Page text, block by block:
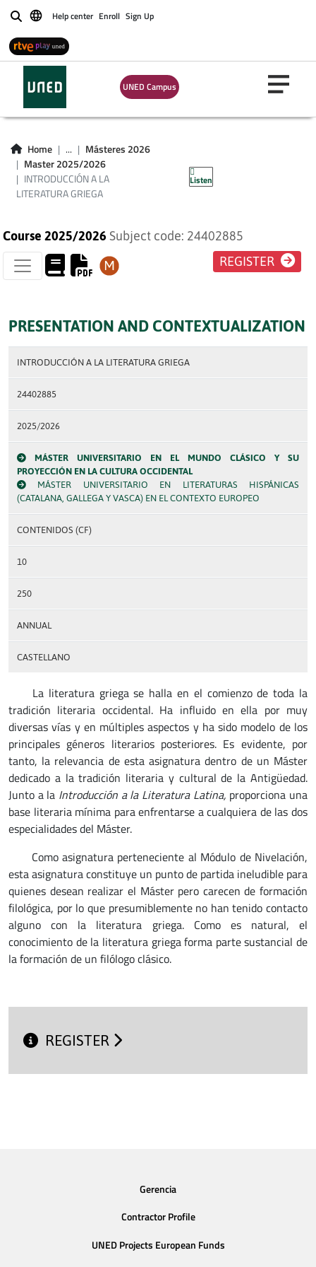
BuscarHelp center Enroll Sign Up
UNED Campus
Home ...
Másteres 2026
Master 2025/2026
INTRODUCCIÓN A LA
LITERATURA GRIEGA
Listen
INTRODUCCIÓN A
LA LITERATURA
GRIEGA
Course 2025/2026 Subject code: 24402885
REGISTER
PRESENTATION AND CONTEXTUALIZATION
INTRODUCCIÓN A LA LITERATURA GRIEGA
24402885
2025/2026
MÁSTER UNIVERSITARIO EN EL MUNDO CLÁSICO Y SU
PROYECCIÓN EN LA CULTURA OCCIDENTAL
MÁSTER UNIVERSITARIO EN LITERATURAS HISPÁNICAS
(CATALANA, GALLEGA Y VASCA) EN EL CONTEXTO EUROPEO
CONTENIDOS (CF)
10
250
ANNUAL
CASTELLANO
La literatura griega se halla en el comienzo de toda la
tradición literaria occidental. Ha in­fluido en ella por muy
diversas vías y en múltiples aspectos y ha sido modelo de los
principales géneros literarios posteriores. Es evidente, por
tanto, la relevancia de esta asignatura dentro de un Máster
dedicado a la tradición literaria y cultural de la Anti­güedad.
Junto a la Introduc­ción a la Literatura Latina, pro­por­­ciona una
base literaria mí­nima para enfrentarse a cual­quiera de las dos
es­pe­cialidades del Máster.
Como asignatura perteneciente al Módulo de Nivelación,
esta asignatura constituye un punto de partida ineludible para
quienes desean realizar el Máster pero ca­recen de formación
filológica, por lo que presumiblemente no han tenido contacto
al­gu­no con la literatura griega. Como es natural, el
conocimiento de la literatura griega forma parte sustancial de
la formación de un filólogo clásico.
REGISTER
Gerencia
Contractor Profile
UNED Projects European Funds